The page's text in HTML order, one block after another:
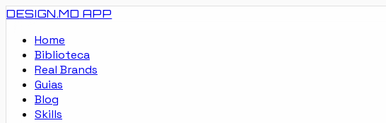
DESIGN.MD APP
Home
Biblioteca
Real Brands
Guias
Blog
Skills